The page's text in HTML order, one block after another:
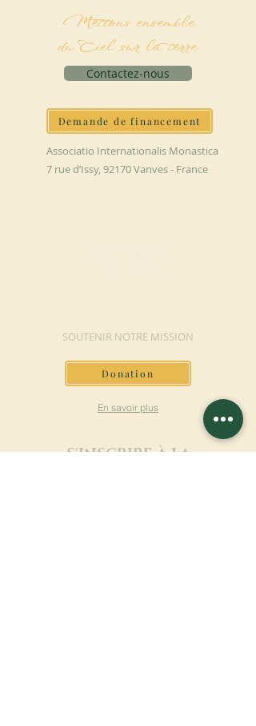
Mettons ensemble
du Ciel sur la terre
Contactez-nous
Demande de financement
Associatio Internationalis Monastica
7 rue d’Issy, 92170 Vanves - France
SOUTENIR NOTRE MISSION
Donation
En savoir plus
S'INSCRIRE À LA